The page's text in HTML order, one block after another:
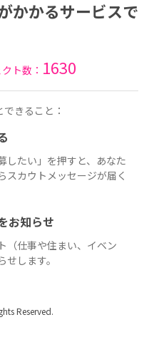
かかるサービスで
ト数： 1630
きること：
したい」を押すと、あなた
スカウトメッセージが届く
お知らせ
（仕事や住まい、イベン
します。
Reserved.